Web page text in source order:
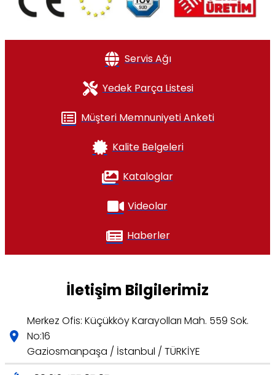
Servis Ağı
Yedek Parça Listesi
Müşteri Memnuniyeti Anketi
Kalite Belgeleri
Kataloglar
Videolar
Haberler
İletişim Bilgilerimiz
Merkez Ofis: Küçükköy Karayolları Mah. 559 Sok.
No:16
Gaziosmanpaşa / İstanbul / TÜRKİYE